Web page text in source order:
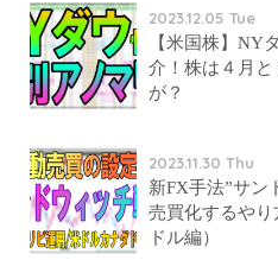
2023.12.05 Tue
【米国株】NY
介！株は４月
が？
2023.11.30 Thu
新FX手法”サン
売買化するや
ドル編）